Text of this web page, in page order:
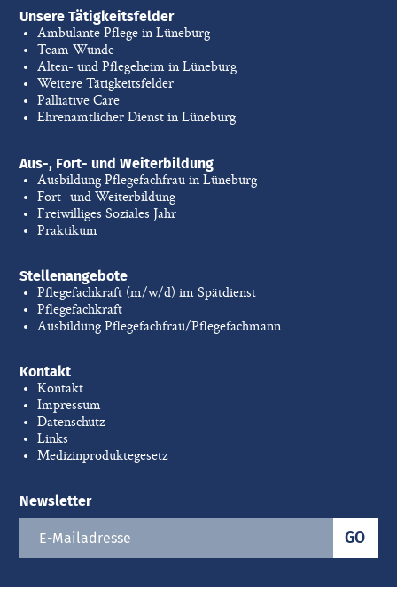
Unsere Tätigkeitsfelder
Ambulante Pflege in Lüneburg
Team Wunde
Alten- und Pflegeheim in Lüneburg
Weitere Tätigkeitsfelder
Palliative Care
Ehrenamtlicher Dienst in Lüneburg
Aus-, Fort- und Weiterbildung
Ausbildung Pflegefachfrau in Lüneburg
Fort- und Weiterbildung
Freiwilliges Soziales Jahr
Praktikum
Stellenangebote
Pflegefachkraft (m/w/d) im Spätdienst
Pflegefachkraft
Ausbildung Pflegefachfrau/Pflegefachmann
Kontakt
Kontakt
Impressum
Datenschutz
Links
Medizinproduktegesetz
Newsletter
GO